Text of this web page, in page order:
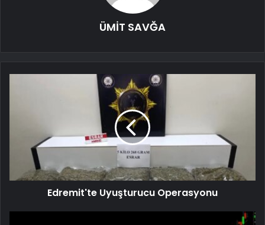
ÜMİT SAVĞA
Edremit'te Uyuşturucu Operasyonu